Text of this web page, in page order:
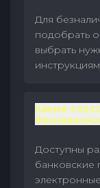
Для
подобрать
выбрать
Какие
Доступны
банковские